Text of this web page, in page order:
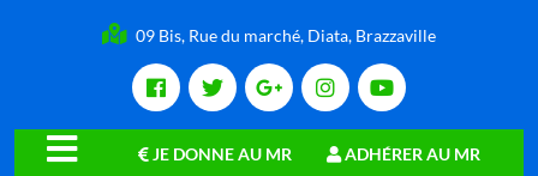
09 Bis, Rue du marché, Diata, Brazzaville
JE DONNE AU MR ADHÉRER AU MR